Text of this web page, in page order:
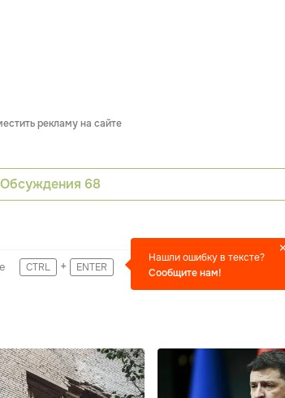
рекламу на сайте
Обсуждения 68
CTRL + ENTER
Нашли ошибку в тексте?
Сообщите нам!